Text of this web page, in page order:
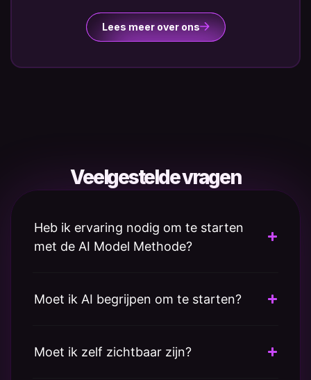
Lees meer over ons
Veelgestelde vragen
Heb ik ervaring nodig om te starten
met de AI Model Methode?
Moet ik AI begrijpen om te starten?
Moet ik zelf zichtbaar zijn?